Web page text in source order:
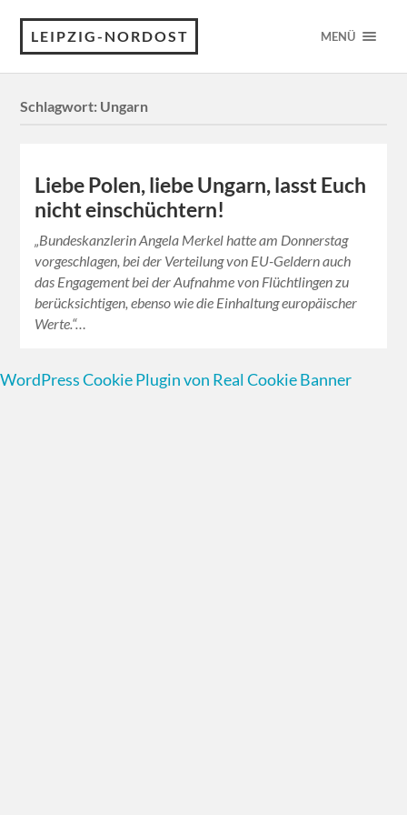
LEIPZIG-NORDOST MENÜ
Schlagwort: Ungarn
Liebe Polen, liebe Ungarn, lasst Euch
nicht einschüchtern!
„Bundeskanzlerin Angela Merkel hatte am Donnerstag
vorgeschlagen, bei der Verteilung von EU-Geldern auch
das Engagement bei der Aufnahme von Flüchtlingen zu
berücksichtigen, ebenso wie die Einhaltung europäischer
Werte.“…
WordPress Cookie Plugin von Real Cookie Banner